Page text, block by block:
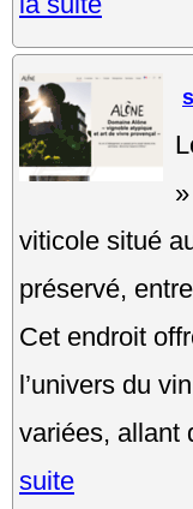
viticole situé
préservé,
Cet endroit
l’univers du
variées, allant
suite